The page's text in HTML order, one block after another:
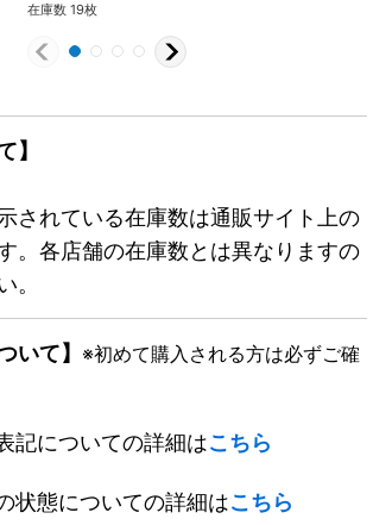
在庫数 19枚
】
されている在庫数は通販サイト上の
。各店舗の在庫数とは異なりますの
。
いて】 ※初めて購入される方は必ずご確
記についての詳細はこちら
状態についての詳細はこちら